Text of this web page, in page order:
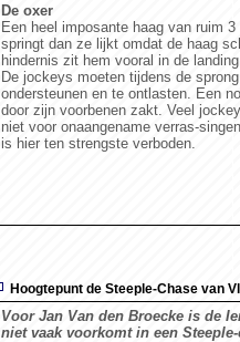
De oxer
Een heel imposante haag van ruim
springt dan ze lijkt omdat de haag
hindernis zit hem vooral in de
De jockeys moeten tijdens de
ondersteunen en te ontlasten. Een
door zijn voorbenen zakt. Veel
niet voor onaangename verras-
is hier ten strengste verboden.
Hoogtepunt de Steeple-Chase van
Voor Jan Van den Broecke is de
niet vaak voorkomt in een